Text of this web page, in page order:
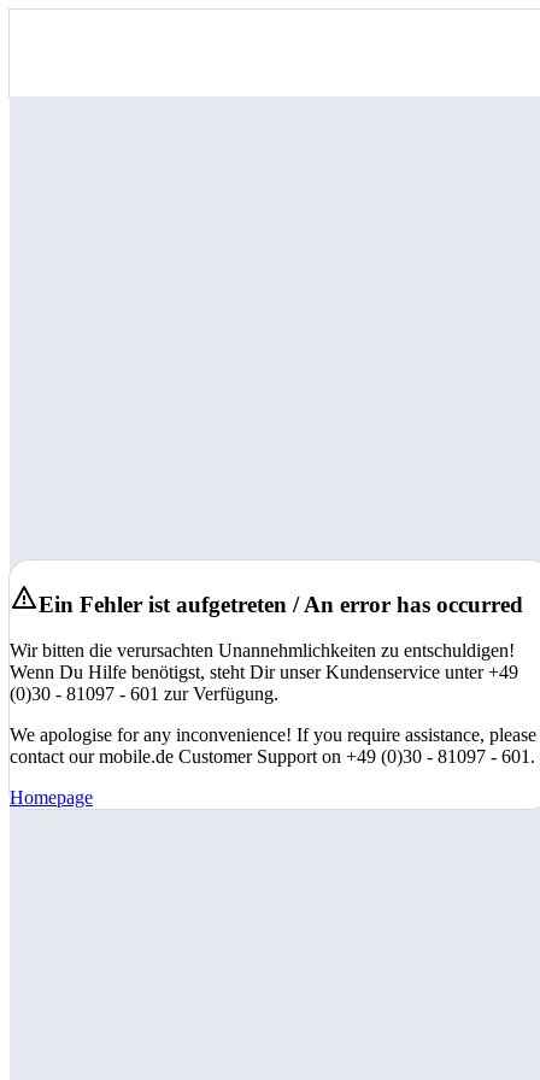
Ein Fehler ist aufgetreten / An error has occurred
Wir bitten die verursachten Unannehmlichkeiten zu entschuldigen!
Wenn Du Hilfe benötigst, steht Dir unser Kundenservice unter +49
(0)30 - 81097 - 601 zur Verfügung.
We apologise for any inconvenience! If you require assistance, please
contact our mobile.de Customer Support on +49 (0)30 - 81097 - 601.
Homepage